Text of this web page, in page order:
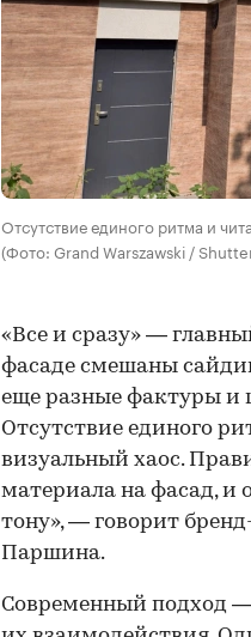
Отсутствие единого ритма и
(Фото: Grand Warszawski /
«Все и сразу» —
фасаде смешаны
еще разные фактуры и
Отсутствие единого
визуальный хаос.
материала на фасад, и
тону», — говорит
Паршина.
Современный подход —